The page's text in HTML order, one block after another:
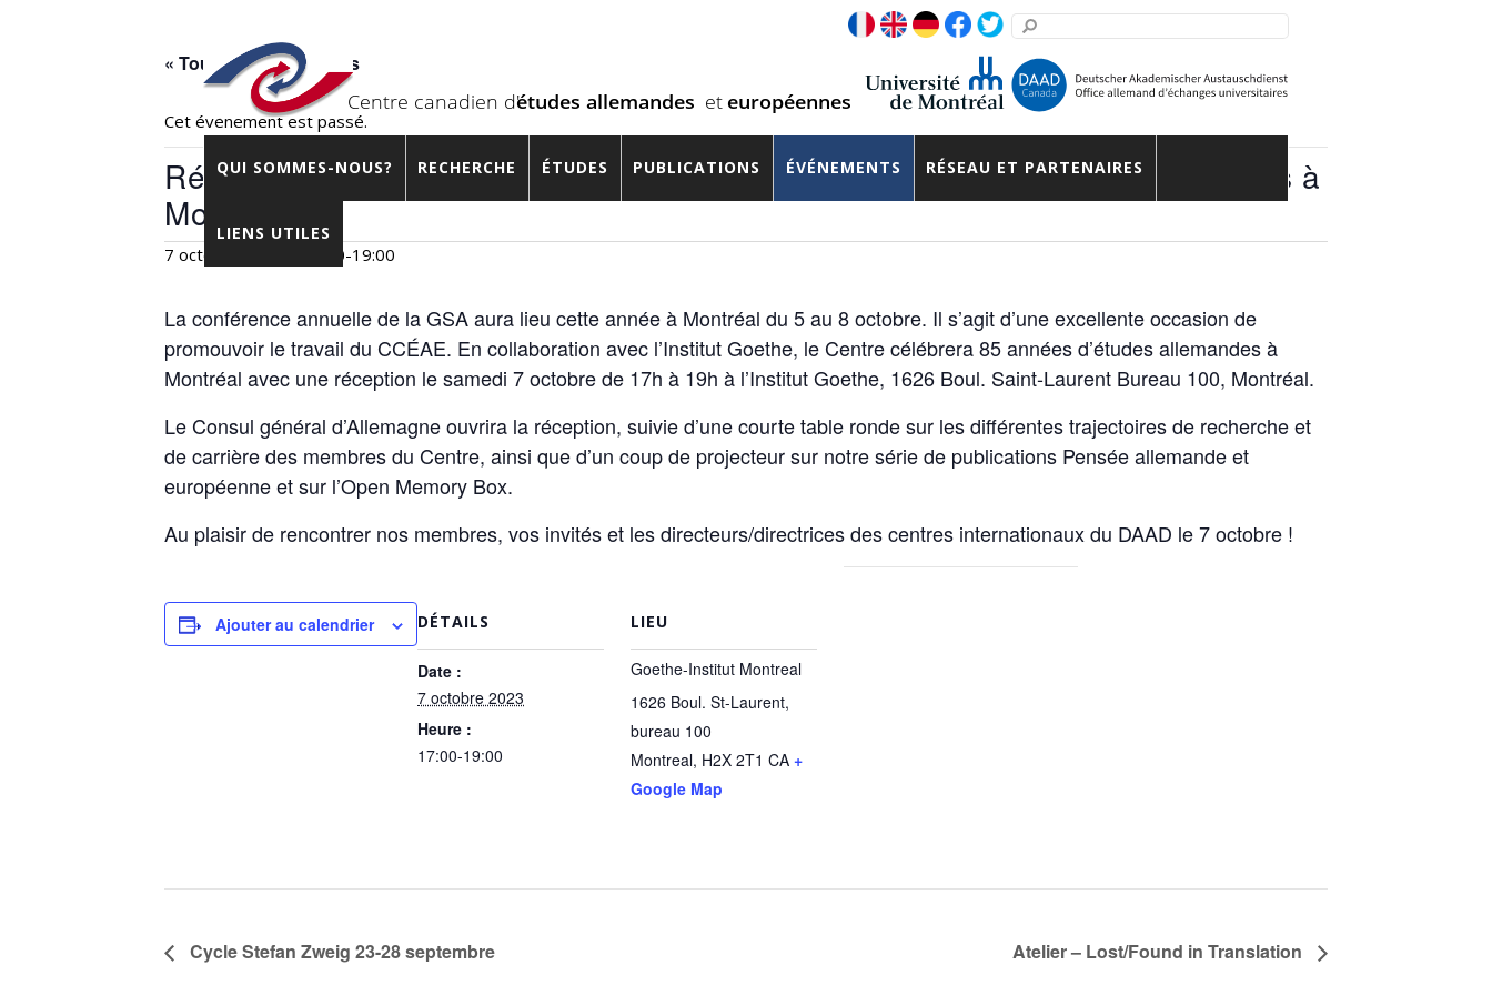
QUI SOMMES-NOUS? RECHERCHE ÉTUDES PUBLICATIONS ÉVÉNEMENTS RÉSEAU ET PARTENAIRES
LIENS UTILES
« Tous les Évènements
Cet évènement est passé.
Réception du CCÉAE pour la célébration des 85 années d’études allemandes à
Montréal
7 octobre 2023 – 17:00-19:00
La conférence annuelle de la GSA aura lieu cette année à Montréal du 5 au 8 octobre. Il s’agit d’une excellente occasion de
promouvoir le travail du CCÉAE. En collaboration avec l’Institut Goethe, le Centre célébrera 85 années d’études allemandes à
Montréal avec une réception le samedi 7 octobre de 17h à 19h à l’Institut Goethe, 1626 Boul. Saint-Laurent Bureau 100, Montréal.
Le Consul général d’Allemagne ouvrira la réception, suivie d’une courte table ronde sur les différentes trajectoires de recherche et
de carrière des membres du Centre, ainsi que d’un coup de projecteur sur notre série de publications Pensée allemande et
européenne et sur l’Open Memory Box.
Au plaisir de rencontrer nos membres, vos invités et les directeurs/directrices des centres internationaux du DAAD le 7 octobre !
Ajouter au calendrier DÉTAILS
Date :
7 octobre 2023
Heure :
17:00-19:00
LIEU
Goethe-Institut Montreal
1626 Boul. St-Laurent,
bureau 100
Montreal, H2X 2T1 CA +
Google Map
Cycle Stefan Zweig 23-28 septembre Atelier – Lost/Found in Translation